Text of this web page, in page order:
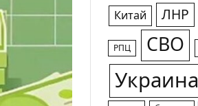
Китай ЛНР
РПЦ СВО
Украина